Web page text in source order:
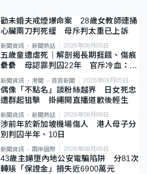
勸未婚夫戒煙爆命案 28歲女教師連捅
心臟兩刀判死緩 母斥判太重已上訴
新聞資訊 新聞熱話 2026年08月05日
五歲童遭虐死｜解剖揭長期捱餓、傷痕
纍纍 母認罪判囚22年 官斥冷血：同
類案最惡劣
新聞資訊 港聞 首頁新聞 2026年08月05日
偶像「不點名」談粉絲越界 日女死忠
遭群起狙擊 掛繩開直播道歉後輕生
新聞資訊 新聞熱話 2026年08月06日
涉前年於新加坡機場傷人 港人母子分
別判囚半年、10日
新聞資訊 兩岸國際 2026年08月05日
43歲主婦墮內地公安電騙陷阱 分81次
轉賬「保證金」損失近6900萬元